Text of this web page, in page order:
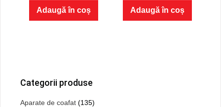
Adaugă în coș
5
a
fost:
Adaugă în coș
Categorii produse
Aparate de coafat (135)